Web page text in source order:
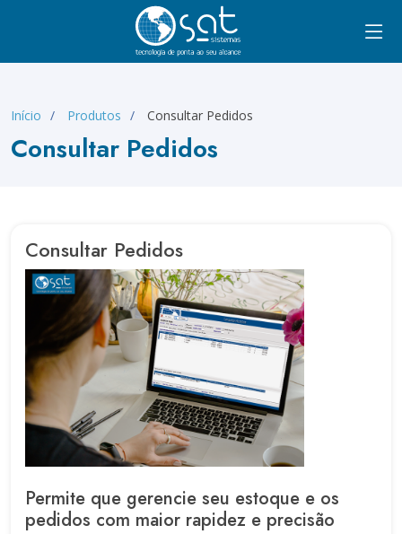
Início Produtos Consultar Pedidos
Consultar Pedidos
Consultar Pedidos
Permite que gerencie seu estoque e os
pedidos com maior rapidez e precisão